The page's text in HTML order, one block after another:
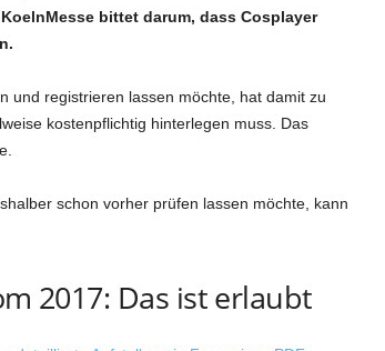
KoelnMesse bittet darum, dass Cosplayer
und registrieren lassen möchte, hat damit zu
kostenpflichtig hinterlegen muss. Das
schon vorher prüfen lassen möchte, kann
2017: Das ist erlaubt